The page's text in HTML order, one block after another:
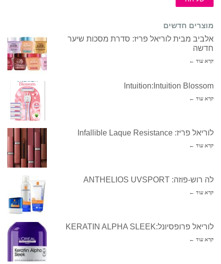
מוצרים חדשים
אלביב מבית לוריאל פריז: סדרת מסכות שיער
חדשה
קרא עוד ←
Intuition:Intuition Blossom
קרא עוד ←
לוריאל פריז: Infallible Laque Resistance
קרא עוד ←
לה רוש-פוזה: ANTHELIOS UVSPORT
קרא עוד ←
לוריאל פרופסיונל:KERATIN ALPHA SLEEK
קרא עוד ←